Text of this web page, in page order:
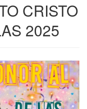
CRISTO
2025